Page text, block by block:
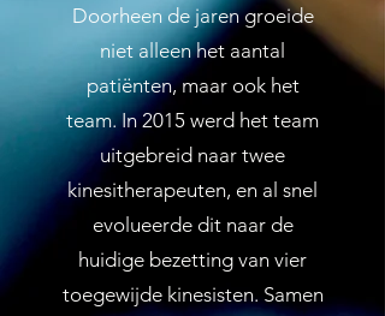
Doorheen de jaren groeide
niet alleen het aantal
patiënten, maar ook het
team. In 2015 werd het team
uitgebreid naar twee
kinesitherapeuten, en al snel
evolueerde dit naar de
huidige bezetting van vier
toegewijde kinesisten. Samen